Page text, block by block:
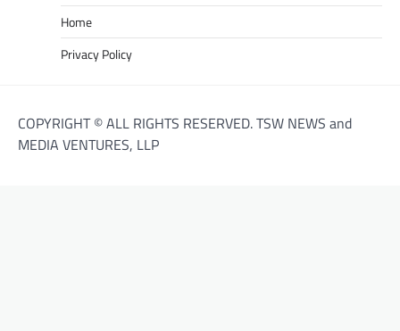
Home
Privacy Policy
COPYRIGHT © ALL RIGHTS RESERVED. TSW NEWS and
MEDIA VENTURES, LLP